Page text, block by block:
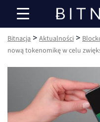
Bitnacja > Aktualności >
nową tokenomikę w celu